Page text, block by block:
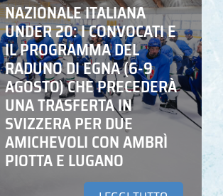
NAZIONALE ITALIANA
UNDER 20: I CONVOCATI E
IL PROGRAMMA DEL
RADUNO DI EGNA (6-9
AGOSTO) CHE PRECEDERÀ
UNA TRASFERTA IN
SVIZZERA PER DUE
AMICHEVOLI CON AMBRÌ
PIOTTA E LUGANO